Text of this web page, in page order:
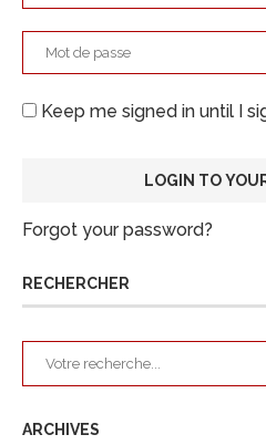
Keep me signed in until I
Forgot your password?
RECHERCHER
ARCHIVES